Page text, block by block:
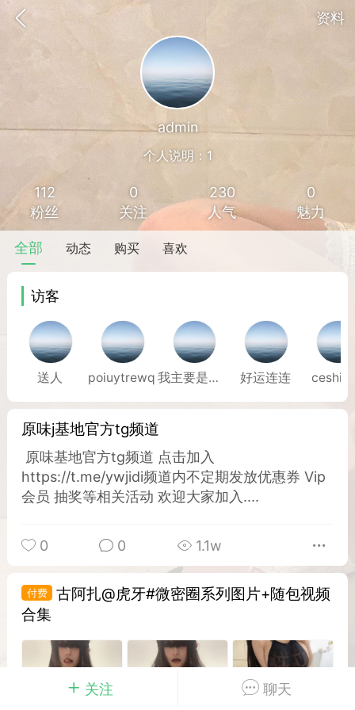
资料
味”的小姐
大二女生囡囡
女
曲奇小饼干
关注 聊天
admin
个人说明：1
112
粉丝
0
关注
230
人气
0
魅力
全部 动态 购买 喜欢
访客
送人 poiuytrewq 我主要是想看看 好运连连
原味j基地官方tg频道
原味基地官方tg频道 点击加入
https://t.me/ywjidi频道内不定期发放优惠券 Vip
会员 抽奖等相关活动 欢迎大家加入....
0 0 1.1w
古阿扎@虎牙#微密圈系列图片+随包视频
合集